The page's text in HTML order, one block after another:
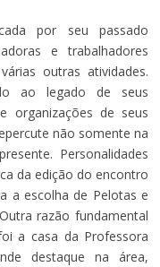
por seu passado
e trabalhadores
outras atividades.
ao legado de seus
organizações de seus
não somente na
Personalidades
da edição do encontro
a escolha de Pelotas e
razão fundamental
a casa da Professora
destaque na área,